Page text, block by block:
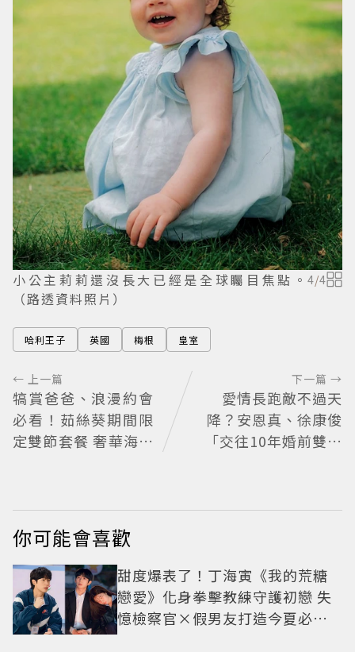
小公主莉莉還沒長大已經是全球矚目焦點。
（路透資料照片）
4/4
哈利王子 英國 梅根 皇室
← 上一篇
犒賞爸爸、浪漫約會
必看！茹絲葵期間限
定雙節套餐 奢華海陸
下一篇 →
愛情長跑敵不過天
降？安恩真、徐康俊
「交往10年婚前雙出
你可能會喜歡
甜度爆表了！丁海寅《我的荒糖
戀愛》化身拳擊教練守護初戀 失
憶檢察官×假男友打造今夏必看